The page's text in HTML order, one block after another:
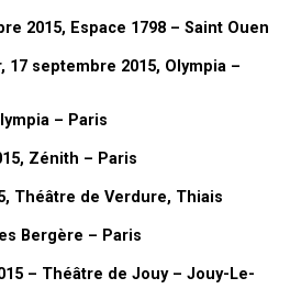
que le premier album,Les Jardins des
après il y a eu les albums, les
quand Cabua suggéré que je le
dessinées. Il y a eu lesDorothée Jeux
et puis le clip de
à Jean-Luc parce que je ne m’en
a pas longtemps et je lui ai demandé :
2015, Espace 1798 – Saint Ouen
17 septembre 2015, Olympia –
– Paris
Zénith – Paris
Théâtre de Verdure, Thiais
Bergère – Paris
– Théâtre de Jouy – Jouy-Le-